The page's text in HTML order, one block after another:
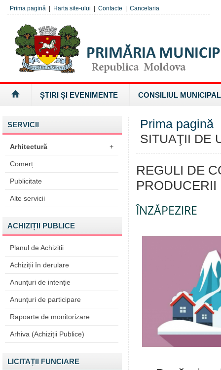
Prima pagină Harta site-ului Contacte Cancelaria
ȘTIRI ȘI EVENIMENTE CONSILIUL MUNICIPAL
SERVICII
Arhitectură +
Comerț
Publicitate
Alte servicii
ACHIZIȚII PUBLICE
Planul de Achiziții
Achiziții în derulare
Anunțuri de intenție
Anunțuri de participare
Rapoarte de monitorizare
Arhiva (Achiziții Publice)
LICITAȚII FUNCIARE
Prima pagină
SITUAŢII DE
REGULI DE
ÎNZĂPEZIRE